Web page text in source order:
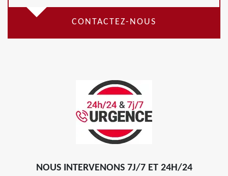
CONTACTEZ-NOUS
NOUS INTERVENONS 7J/7 ET 24H/24